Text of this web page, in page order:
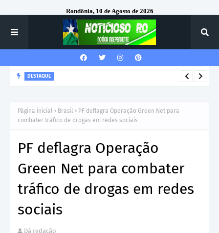
Rondônia, 10 de Agosto de 2026
DESTAQUE
Página inicial Brasil
PF deflagra Operação Green Net para
combater tráfico de drogas em redes sociais
PF deflagra Operação
Green Net para combater
tráfico de drogas em redes
sociais
Dá redação